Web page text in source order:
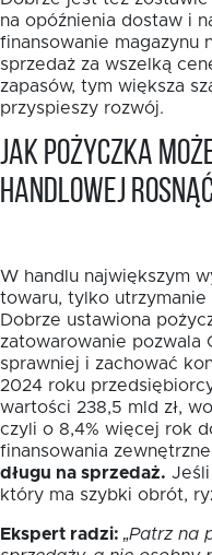
na opóźnienia dostaw i
finansowanie magazynu
sprzedaż za wszelką
zapasów, tym większa
przyspieszy rozwój.
Jak pożyczka
handlowej
W handlu największym
towaru, tylko utrzymanie
Dobrze ustawiona
zatowarowanie pozwala
sprawniej i zachować
2024 roku
wartości 238,5 mld zł,
czyli o 8,4% więcej rok
finansowania
długu na sprzedaż.
który ma szybki obrót,
Ekspert radzi: „Patrz na